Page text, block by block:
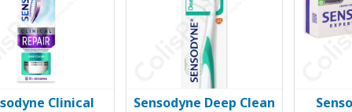
Snel bekijken
Clinical
Snel bekijken
Sensodyne Deep Clean
